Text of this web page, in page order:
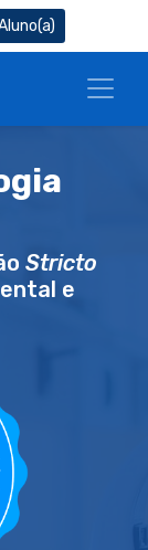
Stricto
e